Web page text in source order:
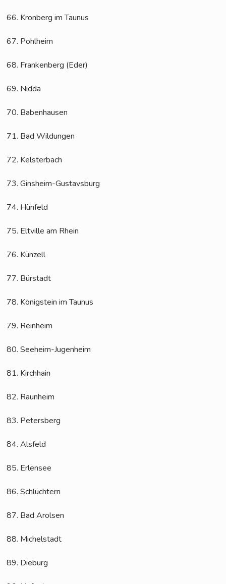
66. Kron­berg im Taunus
67. Pohl­heim
68. Fran­ken­berg (Eder)
69. Nid­da
70. Baben­hau­sen
71. Bad Wildungen
72. Kels­ter­bach
73. Gins­heim-Gus­tavs­burg
74. Hün­feld
75. Elt­ville am Rhein
76. Kün­zell
77. Bür­stadt
78. König­stein im Taunus
79. Rein­heim
80. See­heim-Jugenheim
81. Kirch­hain
82. Raun­heim
83. Peters­berg
84. Als­feld
85. Erlen­see
86. Schlüch­tern
87. Bad Arolsen
88. Michel­stadt
89. Die­burg